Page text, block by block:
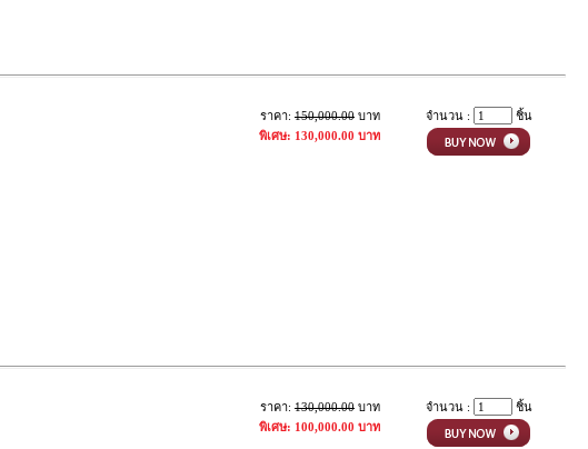
ราคา: 150,000.00 บาท
พิเศษ: 130,000.00 บาท
จำนวน : ชิ้น
ราคา: 130,000.00 บาท
พิเศษ: 100,000.00 บาท
จำนวน : ชิ้น